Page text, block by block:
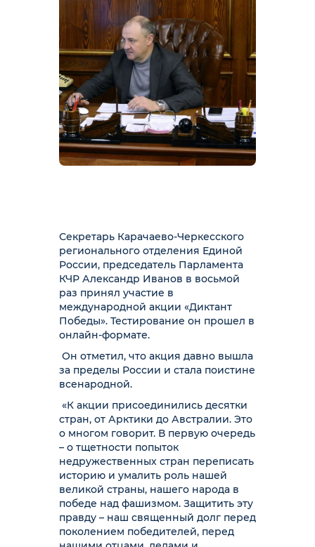
Секретарь Карачаево-Черкесского
регионального отделения Единой
России, председатель Парламента
КЧР Александр Иванов в восьмой
раз принял участие в
международной акции «Диктант
Победы». Тестирование он прошел в
онлайн-формате.
Он отметил, что акция давно вышла
за пределы России и стала поистине
всенародной.
«К акции присоединились десятки
стран, от Арктики до Австралии. Это
о многом говорит. В первую очередь
– о тщетности попыток
недружественных стран переписать
историю и умалить роль нашей
великой страны, нашего народа в
победе над фашизмом. Защитить эту
правду – наш священный долг перед
поколением победителей, перед